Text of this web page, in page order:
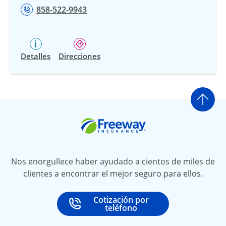
858-522-9943
Detalles Direcciones
Ir
Nos enorgullece haber ayudado a cientos de miles de
clientes a encontrar el mejor seguro para ellos.
Call
Cotización por
teléfono
at